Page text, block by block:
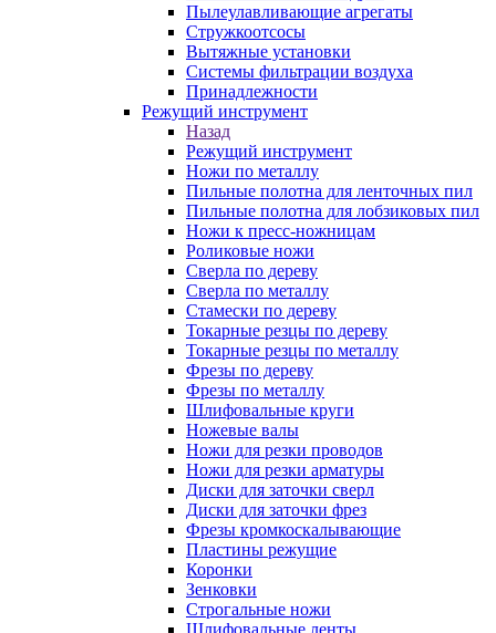
Пылеулавливающие агрегаты
Стружкоотсосы
Вытяжные установки
Системы фильтрации воздуха
Принадлежности
Режущий инструмент
Назад
Режущий инструмент
Ножи по металлу
Пильные полотна для ленточных пил
Пильные полотна для лобзиковых пил
Ножи к пресс-ножницам
Роликовые ножи
Сверла по дереву
Сверла по металлу
Стамески по дереву
Токарные резцы по дереву
Токарные резцы по металлу
Фрезы по дереву
Фрезы по металлу
Шлифовальные круги
Ножевые валы
Ножи для резки проводов
Ножи для резки арматуры
Диски для заточки сверл
Диски для заточки фрез
Фрезы кромкоскалывающие
Пластины режущие
Коронки
Зенковки
Строгальные ножи
Шлифовальные ленты